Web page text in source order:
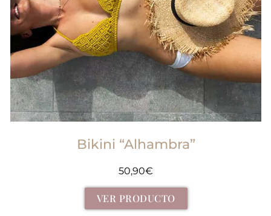
Bikini “Alhambra”
50,90€
VER PRODUCTO